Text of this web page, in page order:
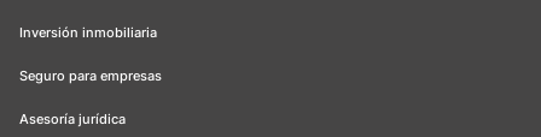
Inversión inmobiliaria
Seguro para empresas
Asesoría jurídica